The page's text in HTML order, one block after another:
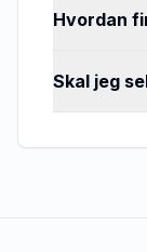
Hvordan
Skal jeg